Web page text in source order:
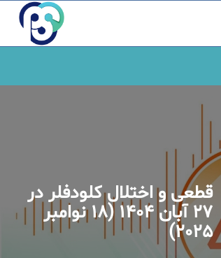
قطعی و اختلال کلودفلر در
27 آبان 1404 (18 نوامبر
2025)